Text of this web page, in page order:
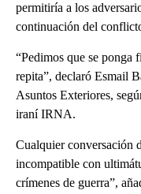
permitiría a los
continuación del
“Pedimos que se ponga
repita”, declaró Esmail
Asuntos Exteriores,
iraní IRNA.
Cualquier conversación
incompatible con
crímenes de guerra”,